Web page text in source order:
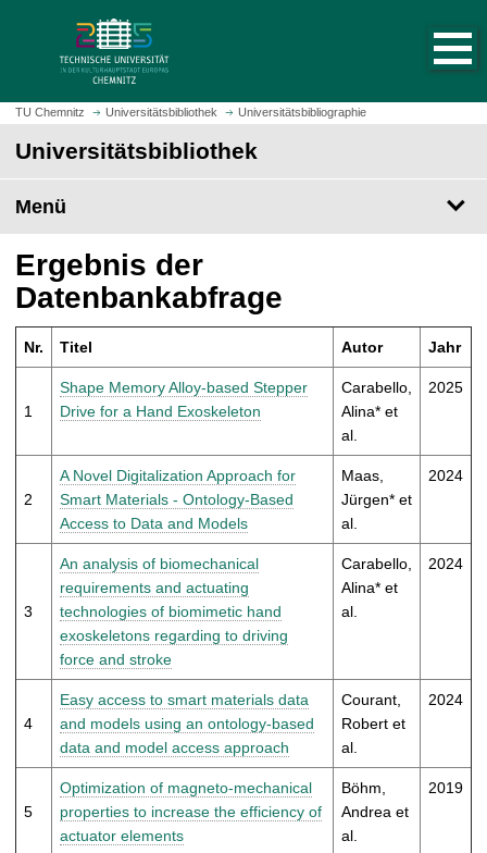
z
m
t
e
i
t
u
f
u
f
n
TU Chemnitz Universitätsbibliothek Universitätsbibliographie
Universitätsbibliothek
Menü
Ergebnis der
Datenbankabfrage
Nr. Titel Autor Jahr
1
Shape Memory Alloy-based Stepper
Drive for a Hand Exoskeleton
Carabello,
Alina* et
al.
2025
2
A Novel Digitalization Approach for
Smart Materials - Ontology-Based
Access to Data and Models
Maas,
Jürgen* et
al.
2024
3
An analysis of biomechanical
requirements and actuating
technologies of biomimetic hand
exoskeletons regarding to driving
force and stroke
Carabello,
Alina* et
al.
2024
4
Easy access to smart materials data
and models using an ontology-based
data and model access approach
Courant,
Robert et
al.
2024
5
Optimization of magneto-mechanical
properties to increase the efficiency of
actuator elements
Böhm,
Andrea et
al.
2019